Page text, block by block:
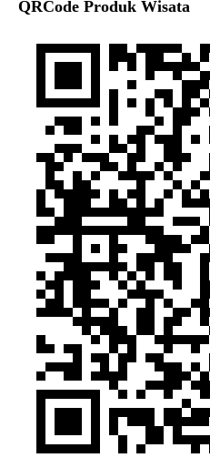
QRCode Produk Wisata